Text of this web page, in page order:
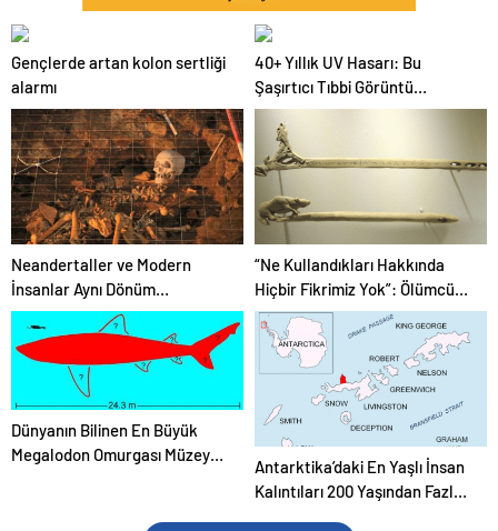
Gençlerde artan kolon sertliği
alarmı
40+ Yıllık UV Hasarı: Bu
Şaşırtıcı Tıbbi Görüntü
Boynunuza Neden Güneş
Kremi Sürmeniz Gerektiğini
Gösteriyor
Neandertaller ve Modern
İnsanlar Aynı Dönüm
Noktasına Aynı Zaman ve
Yerde Ulaştılar
“Ne Kullandıkları Hakkında
Hiçbir Fikrimiz Yok”: Ölümcül
Mamut Av Silahı Muhtemelen
Clovis Arsenalinin Bir Parçası
Değildi
Dünyanın Bilinen En Büyük
Megalodon Omurgası Müzeye
Antarktika’daki En Yaşlı İnsan
Kalıntıları 200 Yaşından Fazla